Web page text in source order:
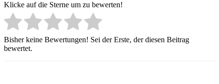
Klicke auf die Sterne um zu bewerten!
Bisher keine Bewertungen! Sei der Erste, der diesen Beitrag
bewertet.